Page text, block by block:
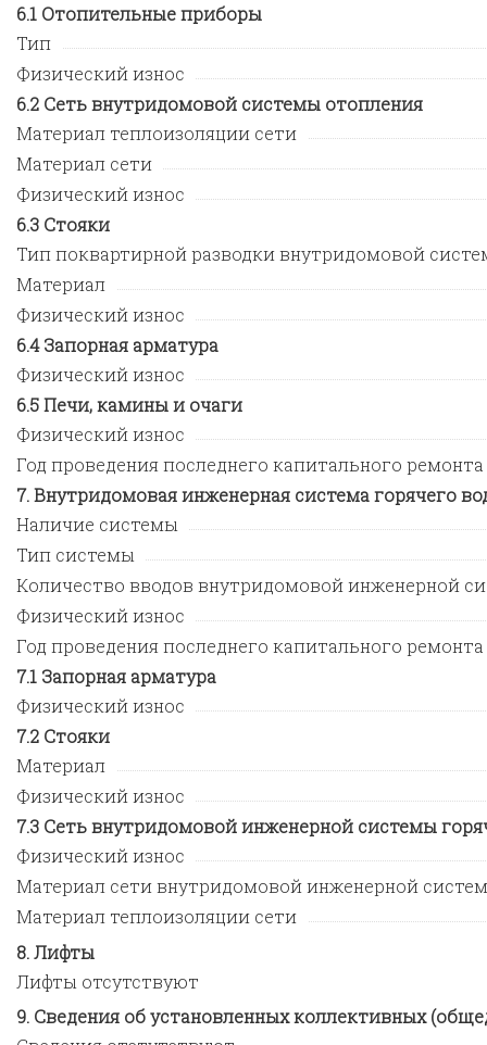
Отопительные приборы
Тип
Физический износ
Сеть внутридомовой системы отопления
Материал теплоизоляции сети
Материал сети
Физический износ
Стояки
Тип поквартирной разводки внутридомовой
Материал
Физический износ
Запорная арматура
Физический износ
Печи, камины и очаги
Физический износ
Год проведения последнего капитального ремонта
Внутридомовая инженерная система горячего
Наличие системы
Тип системы
Количество вводов внутридомовой инженерной
Физический износ
Год проведения последнего капитального ремонта
Запорная арматура
Физический износ
Стояки
Материал
Физический износ
Сеть внутридомовой инженерной системы
Физический износ
Материал сети внутридомовой инженерной
Материал теплоизоляции сети
Лифты
Лифты отсутствуют
Сведения об установленных коллективных